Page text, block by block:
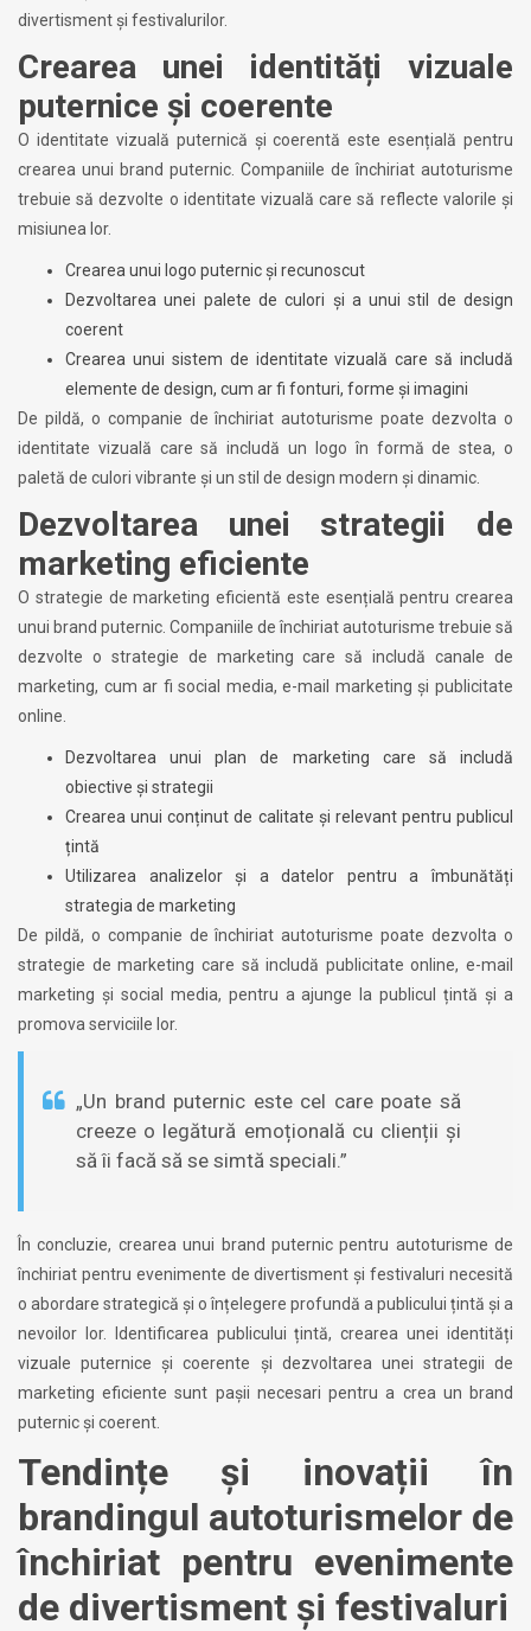
divertisment și festivalurilor.
Crearea unei identități vizuale
puternice și coerente
O identitate vizuală puternică și coerentă este esențială pentru
crearea unui brand puternic. Companiile de închiriat autoturisme
trebuie să dezvolte o identitate vizuală care să reflecte valorile și
misiunea lor.
Crearea unui logo puternic și recunoscut
Dezvoltarea unei palete de culori și a unui stil de design
coerent
Crearea unui sistem de identitate vizuală care să includă
elemente de design, cum ar fi fonturi, forme și imagini
De pildă, o companie de închiriat autoturisme poate dezvolta o
identitate vizuală care să includă un logo în formă de stea, o
paletă de culori vibrante și un stil de design modern și dinamic.
Dezvoltarea unei strategii de
marketing eficiente
O strategie de marketing eficientă este esențială pentru crearea
unui brand puternic. Companiile de închiriat autoturisme trebuie să
dezvolte o strategie de marketing care să includă canale de
marketing, cum ar fi social media, e-mail marketing și publicitate
online.
Dezvoltarea unui plan de marketing care să includă
obiective și strategii
Crearea unui conținut de calitate și relevant pentru publicul
țintă
Utilizarea analizelor și a datelor pentru a îmbunătăți
strategia de marketing
De pildă, o companie de închiriat autoturisme poate dezvolta o
strategie de marketing care să includă publicitate online, e-mail
marketing și social media, pentru a ajunge la publicul țintă și a
promova serviciile lor.
„Un brand puternic este cel care poate să
creeze o legătură emoțională cu clienții și
să îi facă să se simtă speciali.”
În concluzie, crearea unui brand puternic pentru autoturisme de
închiriat pentru evenimente de divertisment și festivaluri necesită
o abordare strategică și o înțelegere profundă a publicului țintă și a
nevoilor lor. Identificarea publicului țintă, crearea unei identități
vizuale puternice și coerente și dezvoltarea unei strategii de
marketing eficiente sunt pașii necesari pentru a crea un brand
puternic și coerent.
Tendințe și inovații în
brandingul autoturismelor de
închiriat pentru evenimente
de divertisment și festivaluri